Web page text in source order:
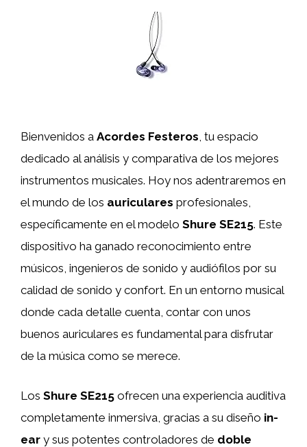
Bienvenidos a Acordes Festeros, tu espacio
dedicado al análisis y comparativa de los mejores
instrumentos musicales. Hoy nos adentraremos en
el mundo de los auriculares profesionales,
específicamente en el modelo Shure SE215. Este
dispositivo ha ganado reconocimiento entre
músicos, ingenieros de sonido y audiófilos por su
calidad de sonido y confort. En un entorno musical
donde cada detalle cuenta, contar con unos
buenos auriculares es fundamental para disfrutar
de la música como se merece.
Los Shure SE215 ofrecen una experiencia auditiva
completamente inmersiva, gracias a su diseño in-
ear y sus potentes controladores de doble